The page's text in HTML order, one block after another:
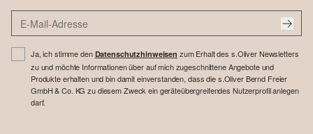
Ja, ich stimme den Datenschutzhinweisen zum Erhalt des s.Oliver Newsletters
zu und möchte Informationen über auf mich zugeschnittene Angebote und
Produkte erhalten und bin damit einverstanden, dass die s.Oliver Bernd Freier
GmbH & Co. KG zu diesem Zweck ein geräteübergreifendes Nutzerprofil anlegen
darf.